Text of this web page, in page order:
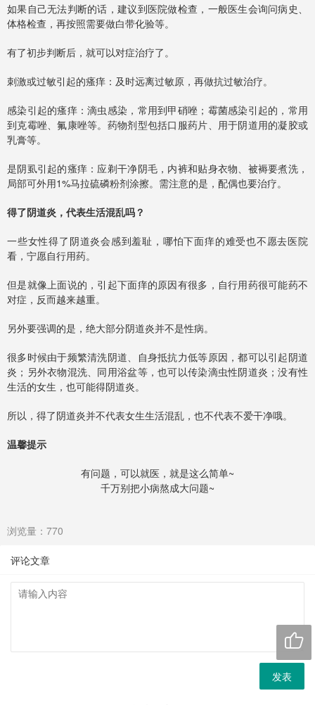
如果自己无法判断的话，建议到医院做检查，一般医生会询问病史、
体格检查，再按照需要做白带化验等。
有了初步判断后，就可以对症治疗了。
刺激或过敏引起的瘙痒：及时远离过敏原，再做抗过敏治疗。
感染引起的瘙痒：滴虫感染，常用到甲硝唑；霉菌感染引起的，常用
到克霉唑、氟康唑等。药物剂型包括口服药片、用于阴道用的凝胶或
乳膏等。
是阴虱引起的瘙痒：应剃干净阴毛，内裤和贴身衣物、被褥要煮洗，
局部可外用1%马拉硫磷粉剂涂擦。需注意的是，配偶也要治疗。
得了阴道炎，代表生活混乱吗？
一些女性得了阴道炎会感到羞耻，哪怕下面痒的难受也不愿去医院
看，宁愿自行用药。
但是就像上面说的，引起下面痒的原因有很多，自行用药很可能药不
对症，反而越来越重。
另外要强调的是，绝大部分阴道炎并不是性病。
很多时候由于频繁清洗阴道、自身抵抗力低等原因，都可以引起阴道
炎；另外衣物混洗、同用浴盆等，也可以传染滴虫性阴道炎；没有性
生活的女生，也可能得阴道炎。
所以，得了阴道炎并不代表女生生活混乱，也不代表不爱干净哦。
温馨提示
有问题，可以就医，就是这么简单~
千万别把小病熬成大问题~
浏览量：770
评论文章
发表
